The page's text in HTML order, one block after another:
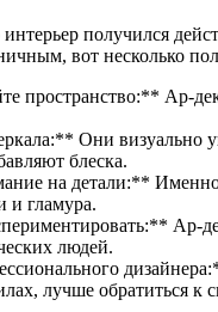
получился
вот несколько
пространство:** Ар-
Они визуально
блеска.
на детали:**
и гламура.
Ар-
людей.
лучше обратиться к